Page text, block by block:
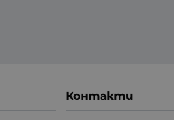
Контакти